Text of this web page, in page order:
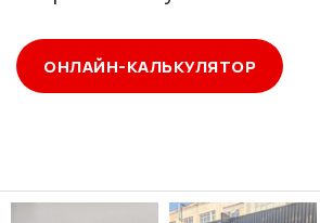
ОНЛАЙН-КАЛЬКУЛЯТОР